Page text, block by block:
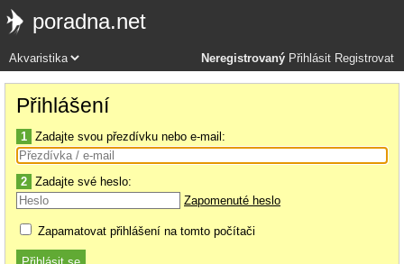
poradna.net
Neregistrovaný Přihlásit Registrovat
Přihlášení
1 Zadajte svou přezdívku nebo e-mail:
2 Zadajte své heslo:
Zapomenuté heslo
Zapamatovat přihlášení na tomto počítači